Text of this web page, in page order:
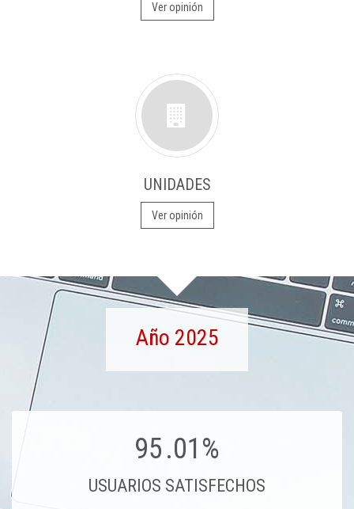
Ver opinión
UNIDADES
Ver opinión
Año 2025
95.01%
USUARIOS SATISFECHOS